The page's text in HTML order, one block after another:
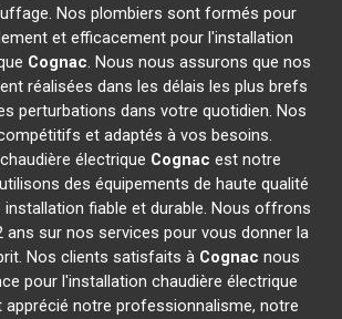
Nos plombiers sont formés pour
et efficacement pour l'installation
Cognac. Nous nous assurons que nos
réalisées dans les délais les plus brefs
perturbations dans votre quotidien. Nos
et adaptés à vos besoins.
électrique Cognac est notre
des équipements de haute qualité
installation fiable et durable. Nous offrons
ans sur nos services pour vous donner la
Nos clients satisfaits à Cognac nous
pour l'installation chaudière électrique
apprécié notre professionnalisme, notre